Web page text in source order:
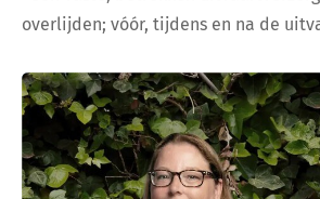
overlijden; vóór, tijdens en na de